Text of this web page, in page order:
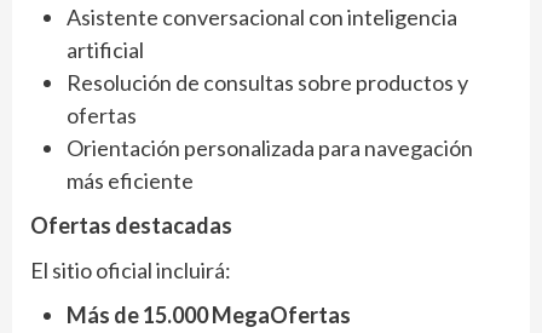
Asistente conversacional con inteligencia
artificial
Resolución de consultas sobre productos y
ofertas
Orientación personalizada para navegación
más eficiente
Ofertas destacadas
El sitio oficial incluirá:
Más de 15.000 MegaOfertas